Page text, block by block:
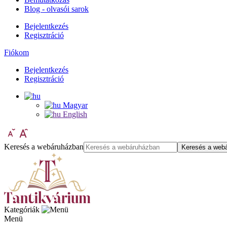
Blog - olvasói sarok
Bejelentkezés
Regisztráció
Fiókom
Bejelentkezés
Regisztráció
Magyar
English
Keresés a webáruházban Keresés a
Kategóriák
Menü